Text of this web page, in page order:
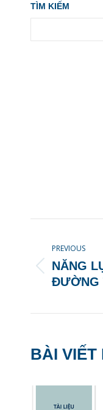
TÌM KIẾM
PREVIOUS
Previous
post:
NĂNG
ĐƯỜNG
BÀI VIẾT